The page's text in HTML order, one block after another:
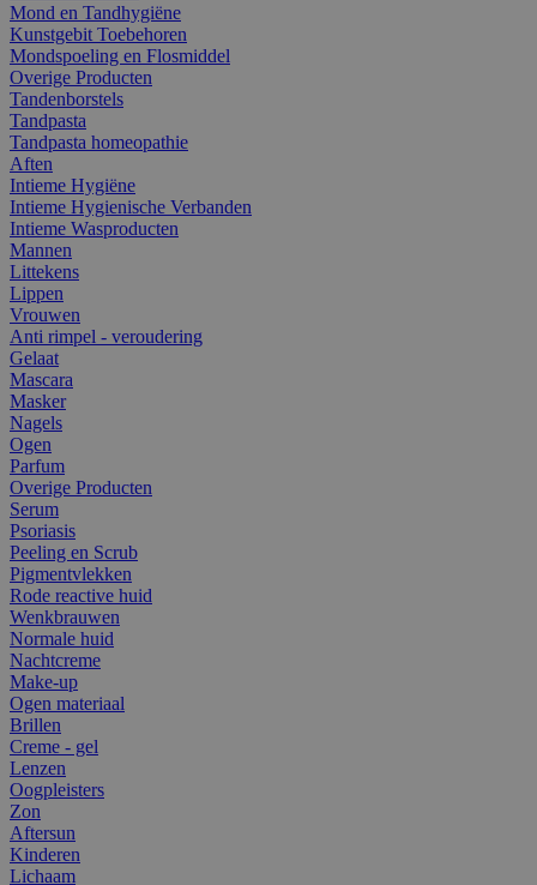
Mond en Tandhygiëne
Kunstgebit Toebehoren
Mondspoeling en Flosmiddel
Overige Producten
Tandenborstels
Tandpasta
Tandpasta homeopathie
Aften
Intieme Hygiëne
Intieme Hygienische Verbanden
Intieme Wasproducten
Mannen
Littekens
Lippen
Vrouwen
Anti rimpel - veroudering
Gelaat
Mascara
Masker
Nagels
Ogen
Parfum
Overige Producten
Serum
Psoriasis
Peeling en Scrub
Pigmentvlekken
Rode reactive huid
Wenkbrauwen
Normale huid
Nachtcreme
Make-up
Ogen materiaal
Brillen
Creme - gel
Lenzen
Oogpleisters
Zon
Aftersun
Kinderen
Lichaam